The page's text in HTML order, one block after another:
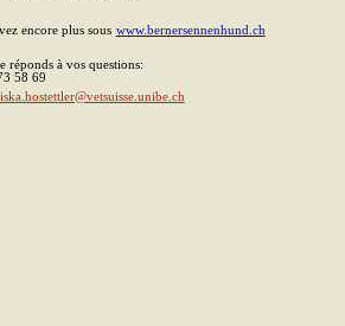
encore plus sous www.bernersennenhund.ch
réponds à vos questions:
58 69